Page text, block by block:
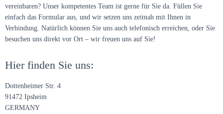
vereinbaren? Unser kompetentes Team ist gerne für Sie da. Füllen Sie
einfach das Formular aus, und wir setzen uns zeitnah mit Ihnen in
Verbindung. Natürlich können Sie uns auch telefonisch erreichen, oder Sie
besuchen uns direkt vor Ort – wir freuen uns auf Sie!
Hier finden Sie uns:
Dottenheimer Str. 4
91472 Ipsheim
GERMANY